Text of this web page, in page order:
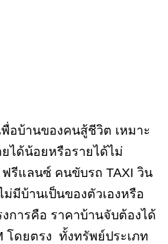
พื่อบ้านของคนสู้ชีวิต เหมาะ
ได้น้อยหรือรายได้ไม่
รีแลนซ์ คนขับรถ TAXI วิน
มีบ้านเป็นของตัวเองหรือ
การคือ ราคาบ้านจับต้องได้
โดยตรง ทั้งทรัพย์ประเภท